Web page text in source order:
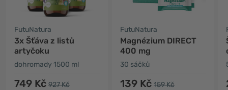
FutuNatura
3x Šťáva z listů
artyčoku
dohromady 1500 ml
749 Kč 927 Kč
FutuNatura
Magnézium DIRECT
400 mg
30 sáčků
139 Kč 159 Kč